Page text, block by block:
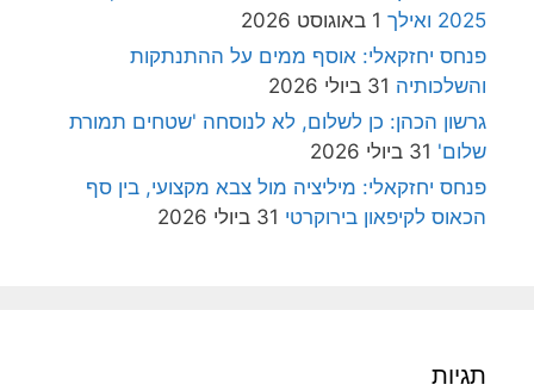
2025 ואילך
1 באוגוסט 2026
פנחס יחזקאלי: אוסף ממים על ההתנתקות
והשלכותיה 31 ביולי 2026
גרשון הכהן: כן לשלום, לא לנוסחה 'שטחים תמורת
שלום' 31 ביולי 2026
פנחס יחזקאלי: מיליציה מול צבא מקצועי, בין סף
הכאוס לקיפאון בירוקרטי 31 ביולי 2026
תגיות